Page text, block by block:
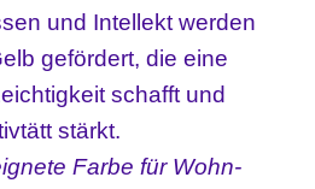
und Intellekt werden
gefördert, die eine
schafft und
stärkt.
Farbe für Wohn-